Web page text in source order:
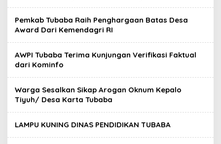
Pemkab Tubaba Raih Penghargaan Batas Desa
Award Dari Kemendagri RI
AWPI Tubaba Terima Kunjungan Verifikasi Faktual
dari Kominfo
Warga Sesalkan Sikap Arogan Oknum Kepalo
Tiyuh/ Desa Karta Tubaba
LAMPU KUNING DINAS PENDIDIKAN TUBABA